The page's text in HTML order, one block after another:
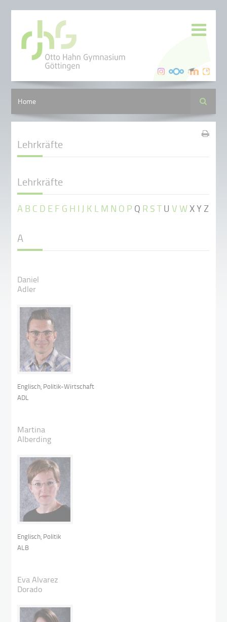
Home Suche
Lehrkräfte
Lehrkräfte
A B C D E F G H I J K L M N O P Q R S T UV WX Y Z
A
Daniel
Adler
Englisch, Politik-Wirtschaft
ADL
Martina
Alberding
Englisch, Politik
ALB
Eva Alvarez
Dorado